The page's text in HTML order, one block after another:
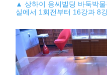
▲ 상하이 응씨빌딩 바둑박
실에서 1회전부터 16강과 8